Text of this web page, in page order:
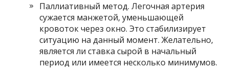
Паллиативный метод. Легочная артерия
сужается манжетой, уменьшающей
кровоток через окно. Это стабилизирует
ситуацию на данный момент. Желательно,
является ли ставка сырой в начальный
период или имеется несколько минимумов.